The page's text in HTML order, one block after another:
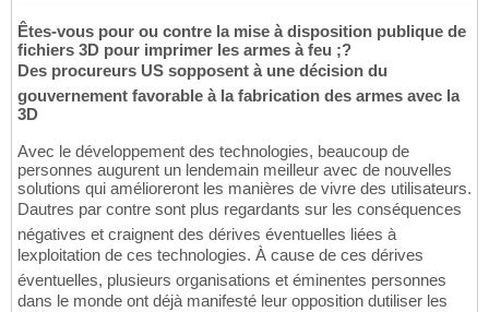
Êtes-vous pour ou contre la mise à disposition publique de
fichiers 3D pour imprimer les armes à feu ;?
Des procureurs US sopposent à une décision du
gouvernement favorable à la fabrication des armes avec la
3D
Avec le développement des technologies, beaucoup de
personnes augurent un lendemain meilleur avec de nouvelles
solutions qui amélioreront les manières de vivre des utilisateurs.
Dautres par contre sont plus regardants sur les conséquences
négatives et craignent des dérives éventuelles liées à
lexploitation de ces technologies. À cause de ces dérives
éventuelles, plusieurs organisations et éminentes personnes
dans le monde ont déjà manifesté leur opposition dutiliser les